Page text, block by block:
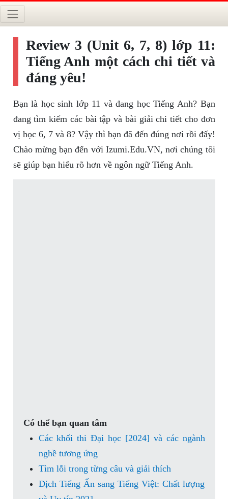
Review 3 (Unit 6, 7, 8) lớp 11:
Tiếng Anh một cách chi tiết và
đáng yêu!
Bạn là học sinh lớp 11 và đang học Tiếng Anh? Bạn
đang tìm kiếm các bài tập và bài giải chi tiết cho đơn
vị học 6, 7 và 8? Vậy thì bạn đã đến đúng nơi rồi đấy!
Chào mừng bạn đến với Izumi.Edu.VN, nơi chúng tôi
sẽ giúp bạn hiểu rõ hơn về ngôn ngữ Tiếng Anh.
Có thể bạn quan tâm
Các khối thi Đại học [2024] và các ngành
nghề tương ứng
Tìm lỗi trong từng câu và giải thích
Dịch Tiếng Ấn sang Tiếng Việt: Chất lượng